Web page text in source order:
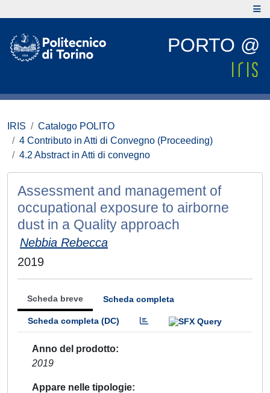
PORTO @
IRIS
Catalogo POLITO
4 Contributo in Atti di Convegno (Proceeding)
4.2 Abstract in Atti di convegno
Assessment and management of
occupational exposure to airborne
dust in a Quality approach
Nebbia Rebecca
2019
Scheda breve Scheda completa
Scheda completa (DC)
Anno del prodotto
2019
Appare nelle tipologie